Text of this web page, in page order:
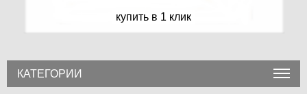
купить в 1 клик
КАТЕГОРИИ